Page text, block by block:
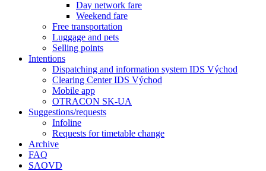
Day network fare
Weekend fare
Free transportation
Luggage and pets
Selling points
Intentions
Dispatching and information system IDS Východ
Clearing Center IDS Východ
Mobile app
OTRACON SK-UA
Suggestions/requests
Infoline
Requests for timetable change
Archive
FAQ
SAOVD